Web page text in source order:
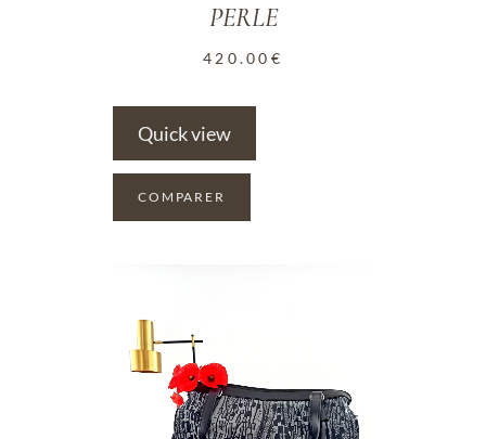
PERLE
420.00 €
Quick view
COMPARER